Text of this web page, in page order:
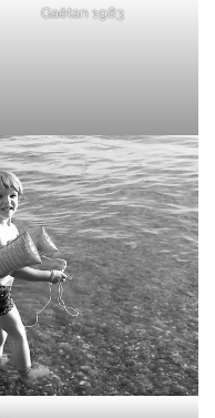
Gaëtan 1983